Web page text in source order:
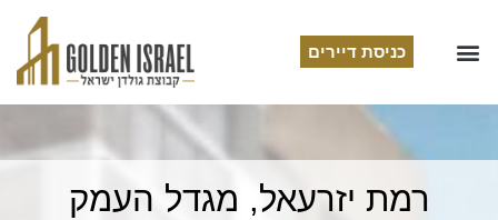
כניסת דיירים
רמת יזרעאל, מגדל העמק